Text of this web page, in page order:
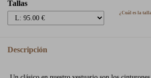
Tallas
¿Cuál es la
Descripción